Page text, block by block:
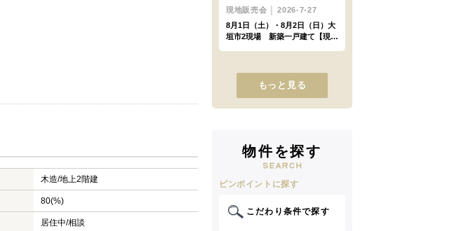
木造/地上2階建
80(%)
居住中/相談
もっと見る
物件を探す
ピンポイントに探す
こだわり条件で探す